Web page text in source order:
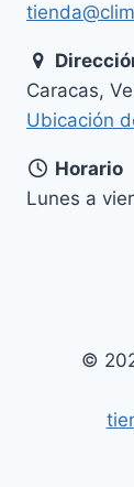
Caracas,
Ubicación
Horario
Lunes a
©